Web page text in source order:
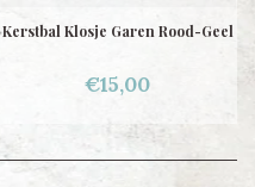
Kerstbal Klosje Garen Rood-Geel
€15,00